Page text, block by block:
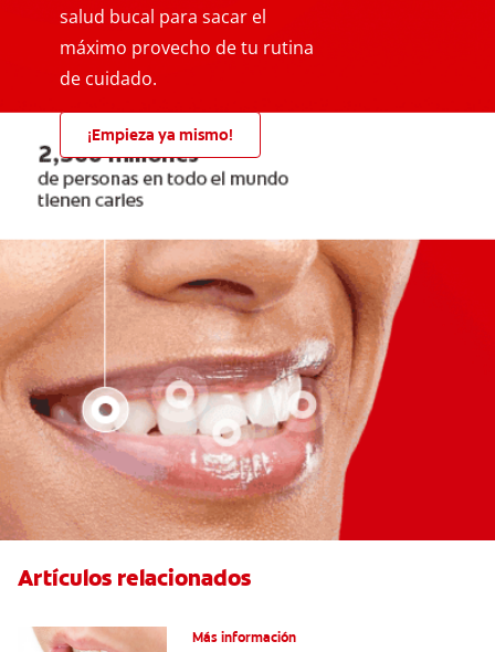
salud bucal para sacar el
máximo provecho de tu rutina
de cuidado.
¡Empieza ya mismo!
Artículos relacionados
Más información